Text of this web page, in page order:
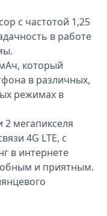
с частотой 1,25
в работе
который
в различных,
режимах в
мегапикселя
4G LTE, с
в интернете
и приятным.